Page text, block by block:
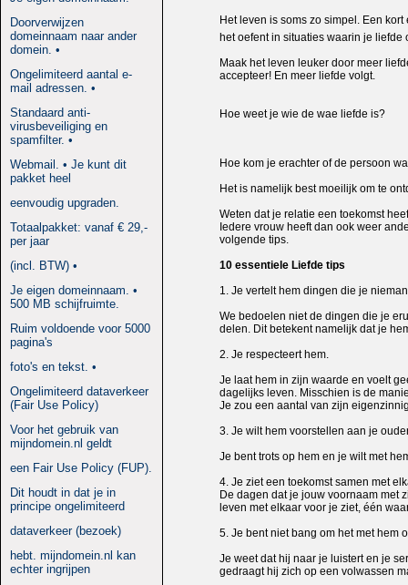
Doorverwijzen
domeinnaam naar ander
domein. •
Ongelimiteerd aantal e-
mail adressen. •
Standaard anti-
virusbeveiliging en
spamfilter. •
Webmail. • Je kunt dit
pakket heel
eenvoudig upgraden.
Totaalpakket: vanaf € 29,-
per jaar
(incl. BTW) •
Je eigen domeinnaam. •
500 MB schijfruimte.
Ruim voldoende voor 5000
pagina's
foto's en tekst. •
Ongelimiteerd dataverkeer
(Fair Use Policy)
Voor het gebruik van
mijndomein.nl geldt
een Fair Use Policy (FUP).
Dit houdt in dat je in
principe ongelimiteerd
dataverkeer (bezoek)
hebt. mijndomein.nl kan
echter ingrijpen
Het leven is soms zo simpel. Een
het oefent in situaties waarin je liefde
Maak het leven leuker door meer
accepteer! En meer liefde volgt.
Hoe weet je wie de wae liefde is?
Hoe kom je erachter of de persoon
Het is namelijk best moeilijk om te
Weten dat je relatie een toekomst
Iedere vrouw heeft dan ook weer
volgende tips.
10 essentiele Liefde tips
1. Je vertelt hem dingen die je
We bedoelen niet de dingen die je
delen. Dit betekent namelijk dat je
2. Je respecteert hem.
Je laat hem in zijn waarde en voelt
dagelijks leven. Misschien is de
Je zou een aantal van zijn
3. Je wilt hem voorstellen aan je
Je bent trots op hem en je wilt met
4. Je ziet een toekomst samen met
De dagen dat je jouw voornaam met
leven met elkaar voor je ziet, één
5. Je bent niet bang om het met hem
Je weet dat hij naar je luistert en je
gedraagt hij zich op een volwassen